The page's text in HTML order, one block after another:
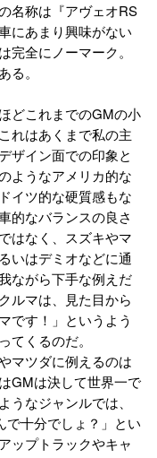
名称は『アヴェオRS
にあまり興味がない
全にノーマーク。
。
どこれまでのGMの小
れはあくまで私の主
ザイン面での印象と
ようなアメリカ的な
イツ的な硬質感もな
的なバランスの良さ
はなく、スズキやマ
いはデミオなどに通
ながら下手な例えだ
ルマは、見た目から
です！」というよう
くるのだ。
マツダに例えるのは
GMは決して世界一で
なジャンルでは、
で十分でしょ？」とい
ップトラックやキャ